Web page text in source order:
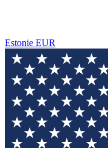
Estonie EUR